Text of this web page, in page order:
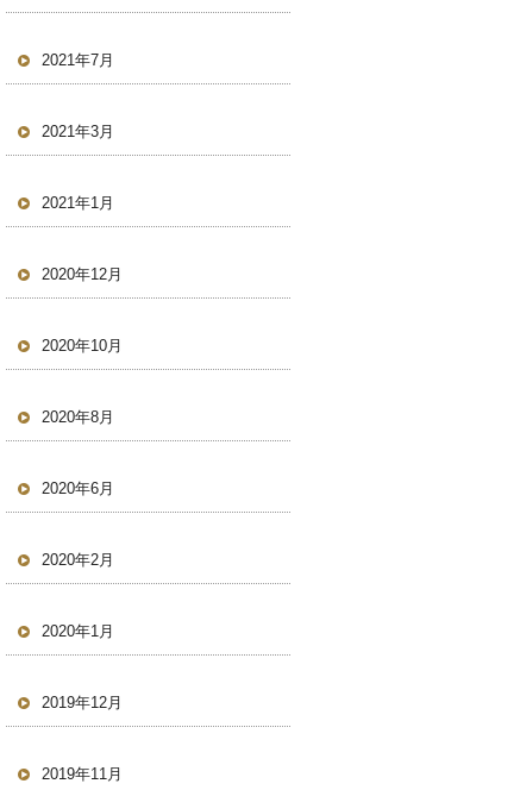
2021年7月
2021年3月
2021年1月
2020年12月
2020年10月
2020年8月
2020年6月
2020年2月
2020年1月
2019年12月
2019年11月